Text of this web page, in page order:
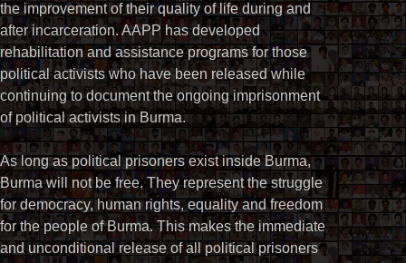
the improvement of their quality of life during and
after incarceration. AAPP has developed
rehabilitation and assistance programs for those
political activists who have been released while
continuing to document the ongoing imprisonment
of political activists in Burma.
As long as political prisoners exist inside Burma,
Burma will not be free. They represent the struggle
for democracy, human rights, equality and freedom
for the people of Burma. This makes the immediate
and unconditional release of all political prisoners